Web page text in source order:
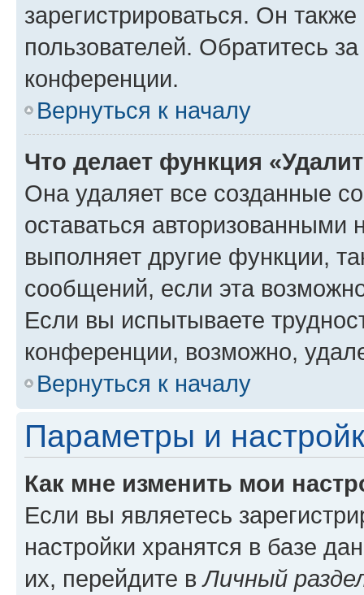
зарегистрироваться. Он
пользователей. Обратитесь
конференции.
Вернуться к началу
Что делает функция
Она удаляет все созданные
оставаться авторизованными
выполняет другие функции,
сообщений, если эта
Если вы испытываете
конференции, возможно,
Вернуться к началу
Параметры и
Как мне изменить мои
Если вы являетесь
настройки хранятся в базе
их, перейдите вЛичный